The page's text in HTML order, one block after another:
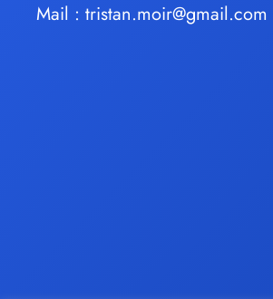
Mail : tristan.moir@gmail.com